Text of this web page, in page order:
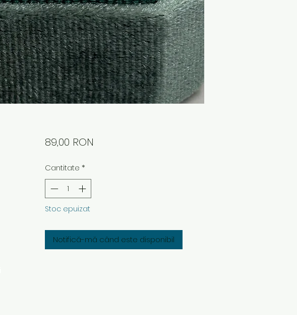
89,00 RON
Cantitate *
Stoc epuizat
Notifică-mă când este disponibil